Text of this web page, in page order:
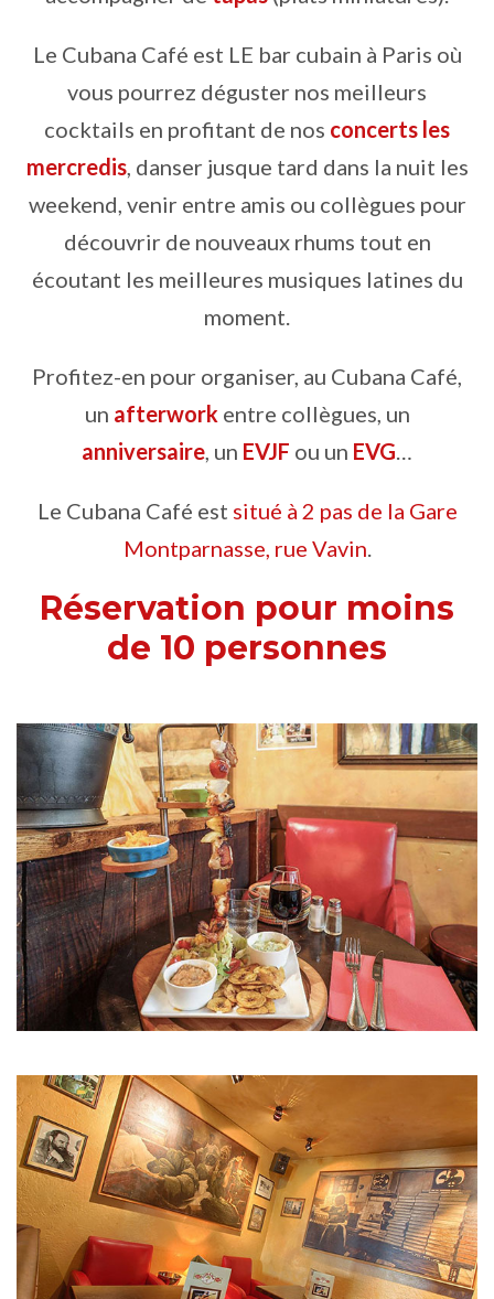
Le Cubana Café est LE bar cubain à Paris où
vous pourrez déguster nos meilleurs
cocktails en profitant de nos concerts les
mercredis, danser jusque tard dans la nuit les
weekend, venir entre amis ou collègues pour
découvrir de nouveaux rhums tout en
écoutant les meilleures musiques latines du
moment.
Profitez-en pour organiser, au Cubana Café,
un afterwork entre collègues, un
anniversaire, un EVJF ou un EVG…
Le Cubana Café est situé à 2 pas de la Gare
Montparnasse, rue Vavin.
Réservation pour moins
de 10 personnes